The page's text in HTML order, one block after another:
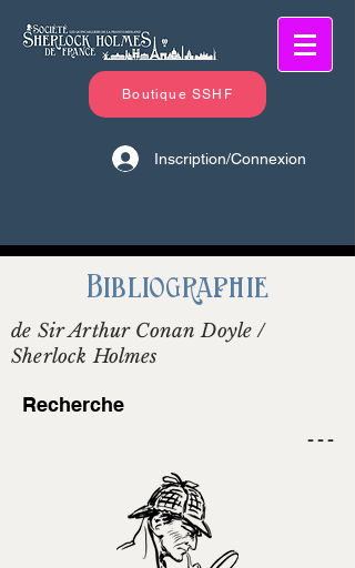
Boutique SSHF
Inscription/Connexion
Bibliographie
de Sir Arthur Conan Doyle /
Sherlock Holmes
Recherche
- - -